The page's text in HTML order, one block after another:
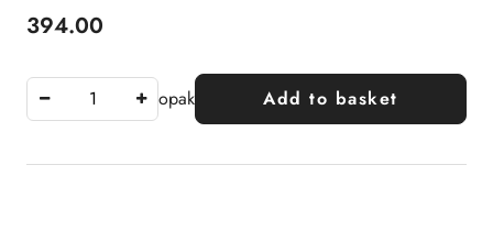
Price:
394.00
opak Add to basket